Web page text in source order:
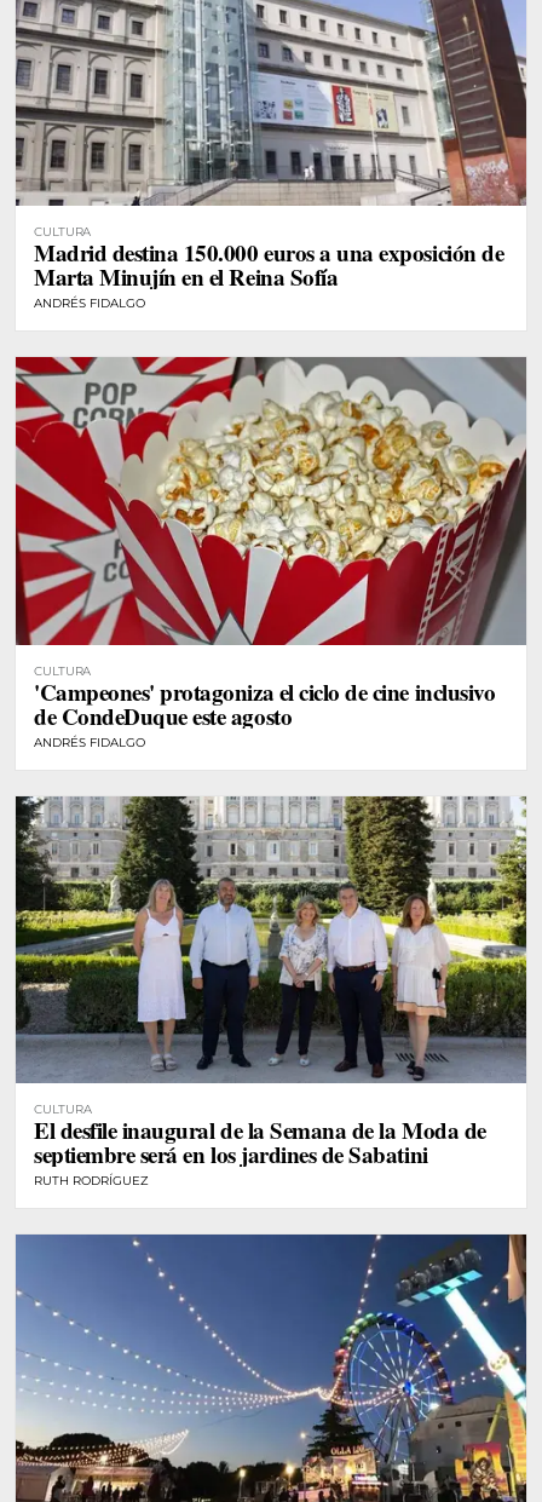
CULTURA
Madrid destina 150.000 euros a una exposición de
Marta Minujín en el Reina Sofía
ANDRÉS FIDALGO
CULTURA
'Campeones' protagoniza el ciclo de cine inclusivo
de CondeDuque este agosto
ANDRÉS FIDALGO
CULTURA
El desfile inaugural de la Semana de la Moda de
septiembre será en los jardines de Sabatini
RUTH RODRÍGUEZ